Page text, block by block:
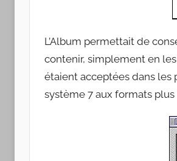
L’Album permettait de
contenir, simplement en
étaient acceptées dans les
système 7 aux formats